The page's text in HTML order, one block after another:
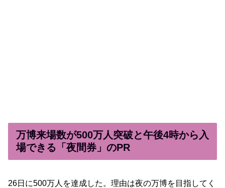
万博来場数が500万人突破と午後4時から入
場できる「夜間券」のPR
26日に500万人を達成した。理由は夜の万博を目指してく